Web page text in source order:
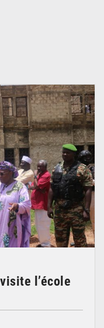
l’école